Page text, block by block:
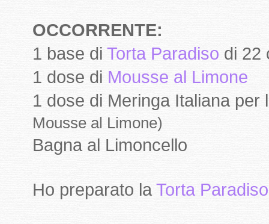
OCCORRENTE:
1 base di Torta Paradiso di 22
1 dose di Mousse al Limone
1 dose di Meringa Italiana per
Mousse al Limone)
Bagna al Limoncello
Ho preparato laTorta Paradiso